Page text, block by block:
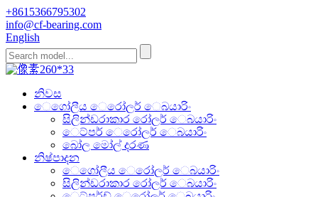
+8615366795302
info@cf-bearing.com
English
නිවස
ෙගෝලීය ෙරෝලර් ෙබයාරිං
සිලින්ඩරාකාර රෝලර් ෙබයාරිං
ෙට්පර් ෙරෝලර් ෙබයාරිං
බෝල මෝල් දරණ
නිෂ්පාදන
ෙගෝලීය ෙරෝලර් ෙබයාරිං
සිලින්ඩරාකාර රෝලර් ෙබයාරිං